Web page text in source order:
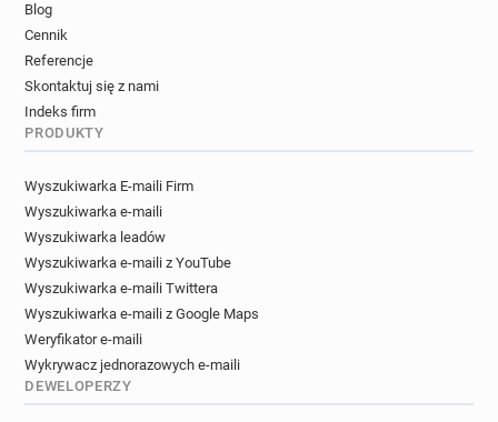
Blog
Cennik
Referencje
Skontaktuj się z nami
Indeks firm
PRODUKTY
Wyszukiwarka E-maili Firm
Wyszukiwarka e-maili
Wyszukiwarka leadów
Wyszukiwarka e-maili z YouTube
Wyszukiwarka e-maili Twittera
Wyszukiwarka e-maili z Google Maps
Weryfikator e-maili
Wykrywacz jednorazowych e-maili
DEWELOPERZY